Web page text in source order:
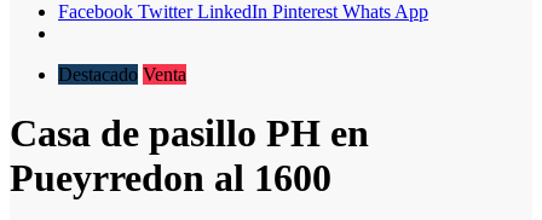
Facebook Twitter LinkedIn Pinterest Whats App
Destacado Venta
Casa de pasillo PH en
Pueyrredon al 1600